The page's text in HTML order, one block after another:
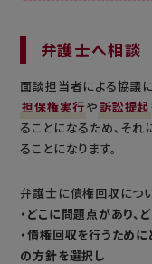
弁護士へ相談
面談担当者による協議
担保権実行や訴訟提起
ることになるため、そ
ることになります。
弁護士に債権回収につ
・どこに問題点があり
・債権回収を行うため
の方針を選択し